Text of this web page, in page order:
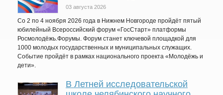
03 августа 2026
Со 2 по 4 ноября 2026 года в Нижнем Новгороде пройдёт пятый
юбилейный Всероссийский форум «ГосСтарт» платформы
Росмолодёжь.Форумы. Форум станет ключевой площадкой для
1000 молодых государственных и муниципальных служащих.
Событие пройдёт в рамках национального проекта «Молодёжь и
дети».
В Летней исследовательской